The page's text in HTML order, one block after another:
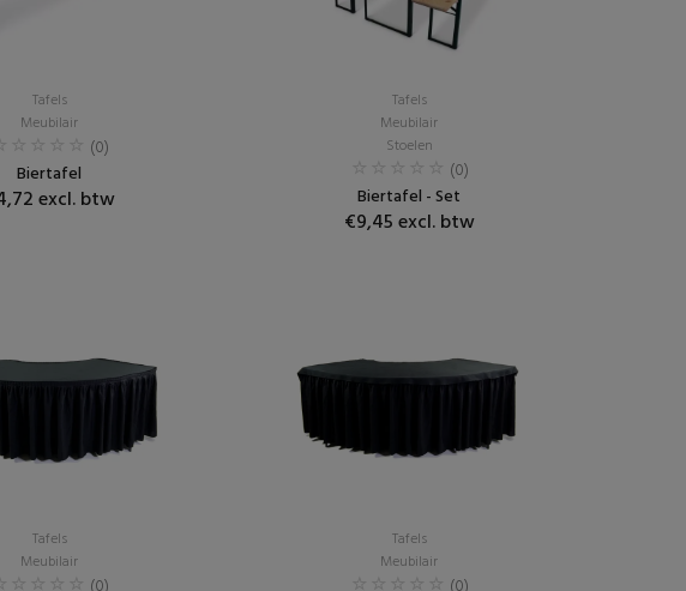
Tafels
Meubilair
(0)
Biertafel
excl. btw
Tafels
Meubilair
Stoelen
(0)
Biertafel - Set
€9,45 excl. btw
Tafels
Meubilair
Tafels
Meubilair